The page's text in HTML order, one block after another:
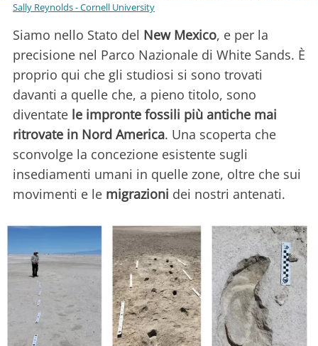
Sally Reynolds - Cornell University
Siamo nello Stato del New Mexico, e per la
precisione nel Parco Nazionale di White Sands. È
proprio qui che gli studiosi si sono trovati
davanti a quelle che, a pieno titolo, sono
diventate le impronte fossili più antiche mai
ritrovate in Nord America. Una scoperta che
sconvolge la concezione esistente sugli
insediamenti umani in quelle zone, oltre che sui
movimenti e le migrazioni dei nostri antenati.